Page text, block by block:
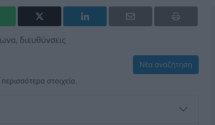
διευθύνσεις
Νέα αναζήτηση
στοιχεία.